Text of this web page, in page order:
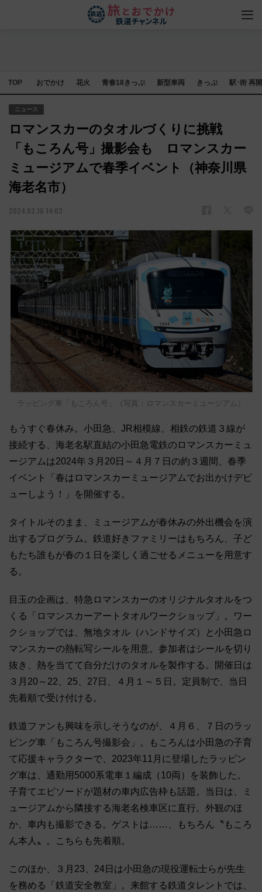
TOP おでかけ 花火 青春18きっぷ 新型車両 きっぷ 駅･街 再
ニュース
ロマンスカーのタオルづくりに挑戦
「もころん号」撮影会も ロマンスカー
ミュージアムで春季イベント（神奈川県
海老名市）
2024.03.16 14:03
ラッピング車「もころん号」（写真：ロマンスカーミュージアム）
もうすぐ春休み。小田急、JR相模線、相鉄の鉄道３線が
接続する、海老名駅直結の小田急電鉄のロマンスカーミュ
ージアムは2024年３月20日～４月７日の約３週間、春季
イベント「春はロマンスカーミュージアムでお出かけデビ
ューしよう！」を開催する。
タイトルそのまま、ミュージアムが春休みの外出機会を演
出するプログラム。鉄道好きファミリーはもちろん、子ど
もたち誰もが春の１日を楽しく過ごせるメニューを用意す
る。
目玉の企画は、特急ロマンスカーのオリジナルタオルをつ
くる「ロマンスカーアートタオルワークショップ」。ワー
クショップでは、無地タオル（ハンドサイズ）と小田急ロ
マンスカーの熱転写シールを用意。参加者はシールを切り
抜き、熱を当てて自分だけのタオルを製作する。開催日は
３月20～22、25、27日、４月１～５日。定員制で、当日
先着順で受け付ける。
鉄道ファンも興味を示しそうなのが、４月６、７日のラッ
ピング車「もころん号撮影会」。もころんは小田急の子育
て応援キャラクターで、2023年11月に登場したラッピン
グ車は、通勤用5000系電車１編成（10両）を装飾した。
子育てエピソードが題材の車内広告枠も話題。当日は、ミ
ュージアムから隣接する海老名検車区に直行。外観のほ
か、車内も撮影できる。ゲストは……、もちろん〝もころ
ん本人〟。こちらも先着順。
このほか、３月23、24日は小田急の現役運転士らが先生
を務める「鉄道安全教室」。来館する鉄道タレントでは、